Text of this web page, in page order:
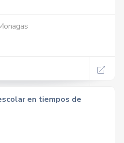
en tiempos de